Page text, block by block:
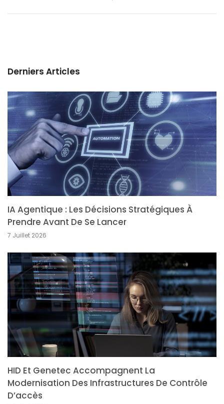
Derniers Articles
IA Agentique : Les Décisions Stratégiques À
Prendre Avant De Se Lancer
7 Juillet 2026
HID Et Genetec Accompagnent La
Modernisation Des Infrastructures De Contrôle
D’accès